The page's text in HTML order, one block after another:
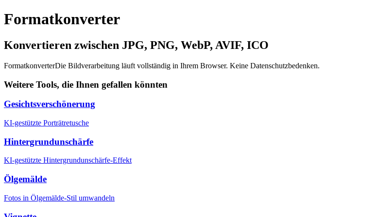
Formatkonverter
Konvertieren zwischen JPG, PNG, WebP, AVIF, ICO
FormatkonverterDie Bildverarbeitung läuft vollständig in Ihrem Browser. Keine Datenschutzbedenken.
Weitere Tools, die Ihnen gefallen könnten
Gesichtsverschönerung
KI-gestützte Porträtretusche
Hintergrundunschärfe
KI-gestützte Hintergrundunschärfe-Effekt
Ölgemälde
Fotos in Ölgemälde-Stil umwandeln